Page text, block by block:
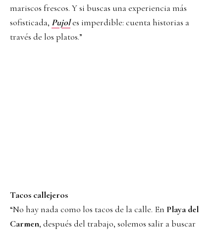
mariscos frescos. Y si buscas una experiencia más
sofisticada, Pujoles imperdible: cuenta historias a
través de los platos.”
Tacos callejeros
“No hay nada como los tacos de la calle. En Playa del
Carmen, después del trabajo, solemos salir a buscar